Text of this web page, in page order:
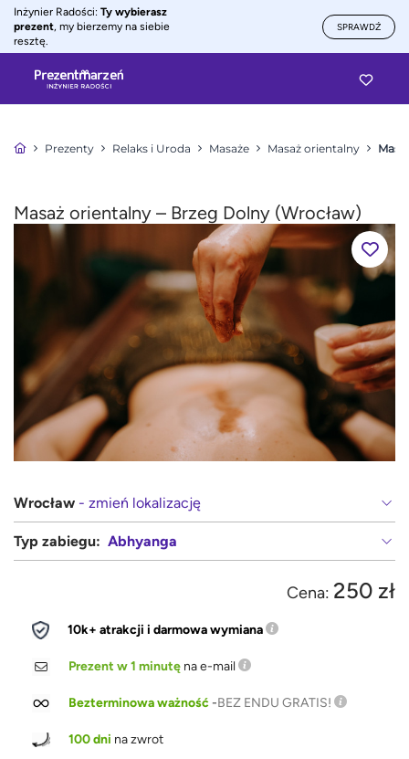
Inżynier Radości: Ty wybierasz
prezent, my bierzemy na siebie
resztę.
SPRAWDŹ
Prezenty Relaks i Uroda Masaże Masaż orientalny
Masaż orientalny – Brzeg Dolny (Wrocław)
Wrocław - zmień lokalizację
Typ zabiegu: Abhyanga
Cena: 250 zł
10k+ atrakcji i darmowa wymiana
Prezent w 1 minutę na e-mail
Bezterminowa ważność-BEZ ENDU GRATIS!
100 dni na zwrot